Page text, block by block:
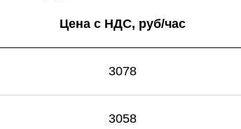
Цена с НДС, руб/час
3078
3058